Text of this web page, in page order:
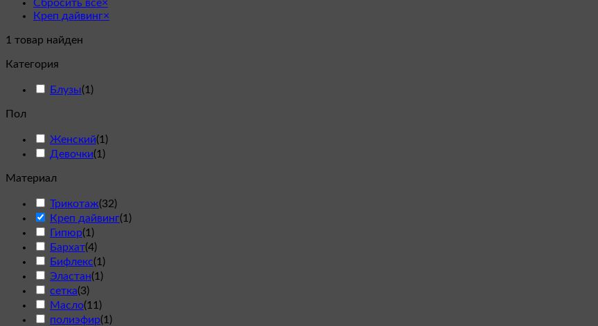
Сбросить все×
Креп дайвинг×
1 товар найден
Категория
Блузы(1 )
Пол
Женский(1 )
Девочки(1 )
Материал
Трикотаж(32)
Креп дайвинг(1 )
Гипюр(1 )
Бархат(4)
Бифлекс(1 )
Эластан(1 )
сетка(3)
Масло(11 )
полиэфир(1 )